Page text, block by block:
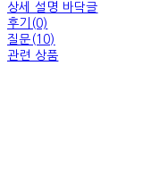
상세 설명 바닥글
후기(0)
질문(10)
관련 상품